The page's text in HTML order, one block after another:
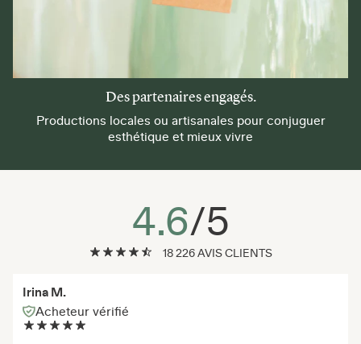
Des partenaires engagés.
Productions locales ou artisanales pour conjuguer
esthétique et mieux vivre
4.6/5
18 226 AVIS CLIENTS
Irina M.
Acheteur vérifié